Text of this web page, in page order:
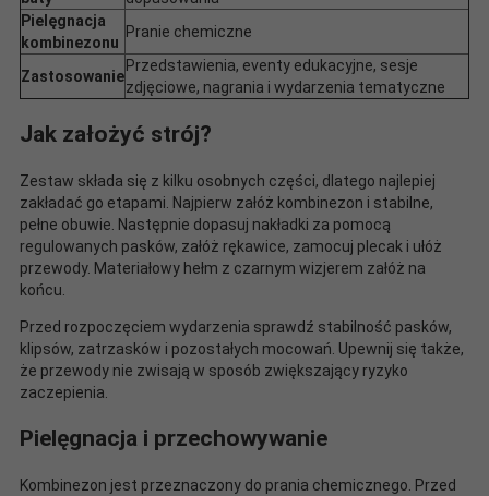
Pielęgnacja
kombinezonu
Pranie chemiczne
Zastosowanie
Przedstawienia, eventy edukacyjne, sesje
zdjęciowe, nagrania i wydarzenia tematyczne
Jak założyć strój?
Zestaw składa się z kilku osobnych części, dlatego najlepiej
zakładać go etapami. Najpierw załóż kombinezon i stabilne,
pełne obuwie. Następnie dopasuj nakładki za pomocą
regulowanych pasków, załóż rękawice, zamocuj plecak i ułóż
przewody. Materiałowy hełm z czarnym wizjerem załóż na
końcu.
Przed rozpoczęciem wydarzenia sprawdź stabilność pasków,
klipsów, zatrzasków i pozostałych mocowań. Upewnij się także,
że przewody nie zwisają w sposób zwiększający ryzyko
zaczepienia.
Pielęgnacja i przechowywanie
Kombinezon jest przeznaczony do prania chemicznego. Przed